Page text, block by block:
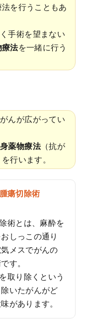
を行うこともあ
手術を望まない
法を一緒に行う
んが広がってい
薬物療法（抗が
行います。
瘍切除術
術とは、麻酔を
しっこの通り
メスでがんの
す。
取り除くという
いたがんがど
があります。